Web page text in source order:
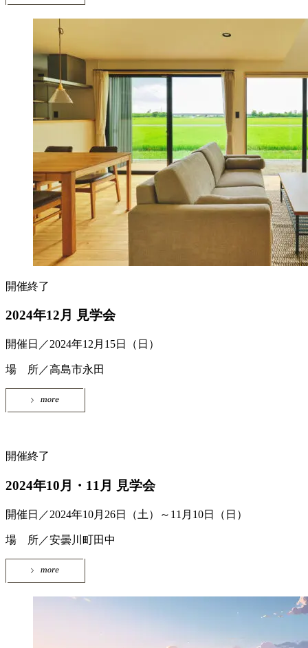
開催終了
2024年12月 見学会
開催日／2024年12月15日（日）
場 所／高島市永田
開催終了
2024年10月・11月 見学会
開催日／2024年10月26日（土）～11月10日（日）
場 所／安曇川町田中